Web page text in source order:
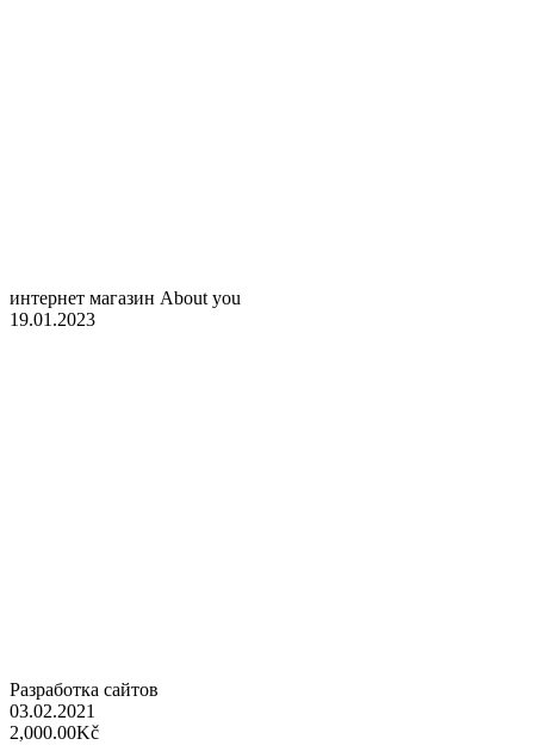
интернет магазин About you
19.01.2023
Разработка сайтов
03.02.2021
2,000.00Kč